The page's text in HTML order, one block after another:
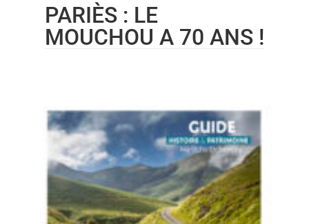
PARIÈS : LE
MOUCHOU A 70 ANS !